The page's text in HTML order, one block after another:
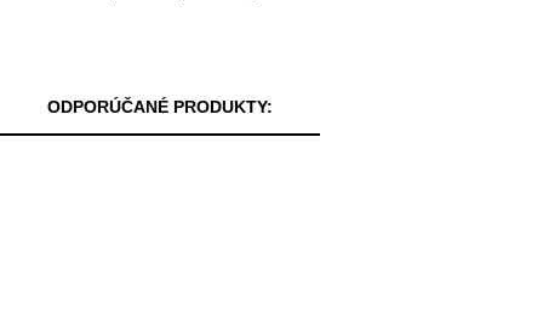
ODPORÚČANÉ PRODUKTY: